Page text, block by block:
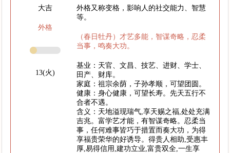
大吉
外格
13(火)
外格又称变格，影响人的社交能力、智慧
等。
（春日牡丹）才艺多能，智谋奇略，忍柔
当事，鸣奏大功。
基业：天官、文昌、技艺、进财、学士、
田产、财库。
家庭：祖宗余荫，子孙孝顺，可望团圆。
健康：身心健康，可望长寿。先天五行不
合者不遇。
含义：天地溢现瑞气,享天赐之福,处处充满
吉兆。富学艺才能，有智谋奇略。忍柔当
事，任何难事皆巧于措置而奏大功，为得
享福贵荣华的好诱导。得贵人相助,受惠丰
厚,易得信用,建功立业,富贵双全,一生享